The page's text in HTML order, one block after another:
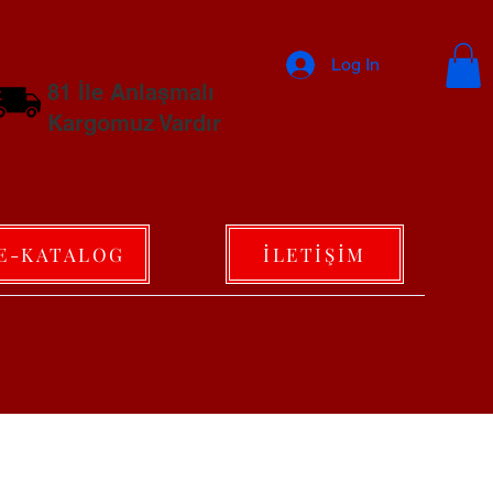
81 İle Anlaşmalı
Kargomuz Vardır
Log In
KATALOG İLETİŞİM